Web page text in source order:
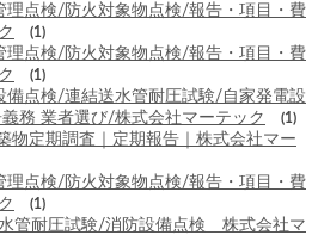
点検/防火対象物点検/報告・項目・費
(1)
点検/防火対象物点検/報告・項目・費
(1)
点検/連結送水管耐圧試験/自家発電設
務 業者選び/株式会社マーテック
(1)
物定期調査｜定期報告｜株式会社マー
点検/防火対象物点検/報告・項目・費
(1)
管耐圧試験/消防設備点検 株式会社マ